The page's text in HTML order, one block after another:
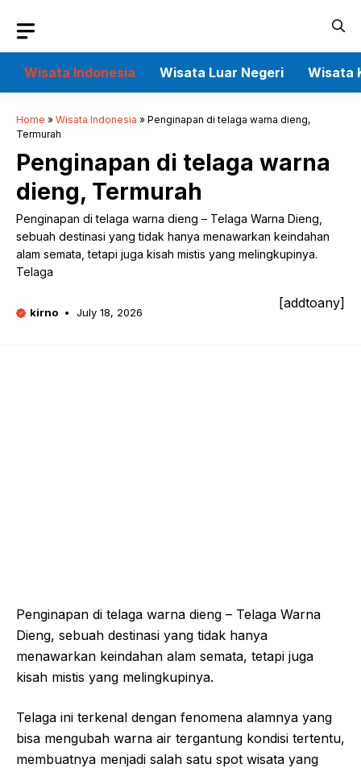
content
Wisata Indonesia
Wisata Luar Negeri Wisata
Home » Wisata Indonesia » Penginapan di telaga warna dieng,
Termurah
Penginapan di telaga warna
dieng, Termurah
Penginapan di telaga warna dieng – Telaga Warna Dieng,
sebuah destinasi yang tidak hanya menawarkan keindahan
alam semata, tetapi juga kisah mistis yang melingkupinya.
Telaga
kirno July 18, 2026
[addtoany]
Penginapan di telaga warna dieng – Telaga Warna
Dieng, sebuah destinasi yang tidak hanya
menawarkan keindahan alam semata, tetapi juga
kisah mistis yang melingkupinya.
Telaga ini terkenal dengan fenomena alamnya yang
bisa mengubah warna air tergantung kondisi tertentu,
membuatnya menjadi salah satu spot wisata yang